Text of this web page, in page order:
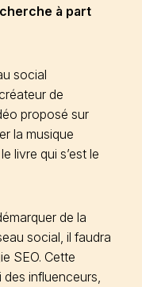
à part
social
de
proposé sur
la musique
livre qui s’est le
de la
social, il faudra
SEO. Cette
des influenceurs,